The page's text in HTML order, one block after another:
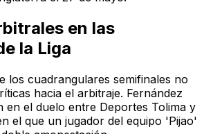
en las
la Liga
los cuadrangulares semifinales no
hacia el arbitraje. Fernández
en el duelo entre Deportes Tolima y
el que un jugador del equipo 'Pijao'